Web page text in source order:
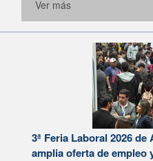
Ver más
3ª Feria Laboral 2026
amplia oferta de empleo